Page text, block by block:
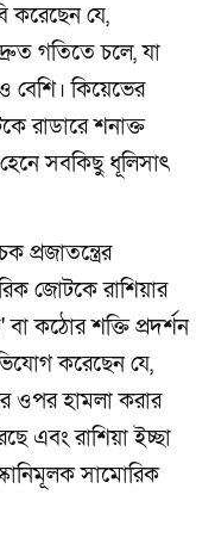
করেছেন যে,
গতিতে চলে, যা
বেশি। কিয়েভের
রাডারে শনাক্ত
সবকিছু ধূলিসাৎ
প্রজাতন্ত্রের
জোটকে রাশিয়ার
কঠোর শক্তি প্রদর্শন
করেছেন যে,
ওপর হামলা করার
এবং রাশিয়া ইচ্ছা
সামোরিক